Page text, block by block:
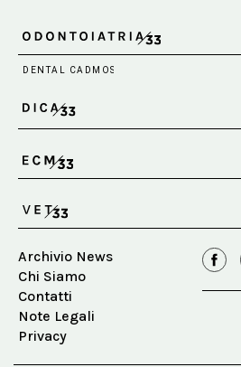
Archivio News
Chi Siamo
Contatti
Note Legali
Privacy